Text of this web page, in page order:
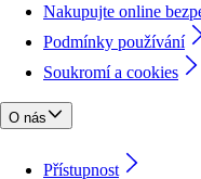
Nakupujte online
Podmínky používání
Soukromí a cookies
O nás
Přístupnost